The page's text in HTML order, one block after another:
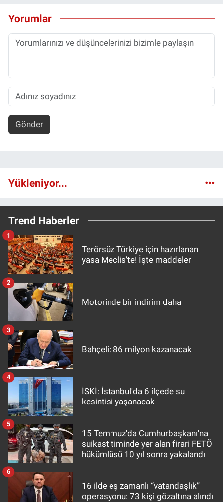
Yorumlar
Gönder
Yükleniyor...
Trend Haberler
Terörsüz Türkiye için hazırlanan
yasa Meclis'te! İşte maddeler
1
Motorinde bir indirim daha
2
Bahçeli: 86 milyon kazanacak
3
İSKİ: İstanbul'da 6 ilçede su
kesintisi yaşanacak
4
15 Temmuz'da Cumhurbaşkanı'na
suikast timinde yer alan firari FETÖ
hükümlüsü 10 yıl sonra yakalandı
5
16 ilde eş zamanlı “vatandaşlık”
operasyonu: 73 kişi gözaltına alındı
6